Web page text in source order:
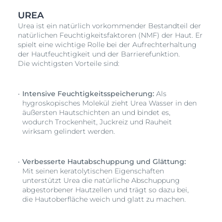
■ Die Öl-in-Wasser-Emulsion zieht schnell ein und
klebt nicht
■ Geeignet für kranke Haut wieSchuppenflechte,
Diabetes und Keratosis Pilaris als unterstützende
Pflege
UREA
Urea ist ein natürlich vorkommender Bestandteil der
natürlichen Feuchtigkeitsfaktoren (NMF) der Haut. Er
spielt eine wichtige Rolle bei der Aufrechterhaltung
der Hautfeuchtigkeit und der Barrierefunktion.
Die wichtigsten Vorteile sind:
Intensive Feuchtigkeitsspeicherung: Als
hygroskopisches Molekül zieht Urea Wasser in den
äußersten Hautschichten an und bindet es,
wodurch Trockenheit, Juckreiz und Rauheit
wirksam gelindert werden.
Verbesserte Hautabschuppung und Glättung:
Mit seinen keratolytischen Eigenschaften
unterstützt Urea die natürliche Abschuppung
abgestorbener Hautzellen und trägt so dazu bei,
die Hautoberfläche weich und glatt zu machen.